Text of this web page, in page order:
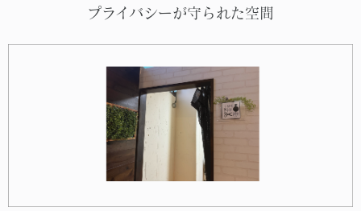
プライバシーが守られた空間